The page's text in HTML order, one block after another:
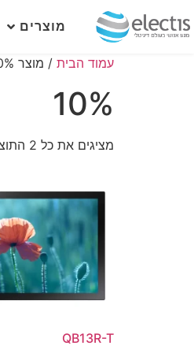
מוצרים
עמוד הבית / מוצר TouchScreenHaze / 10%
10%
מציגים את כל ⁦2⁩ התוצאות
QB13R-T